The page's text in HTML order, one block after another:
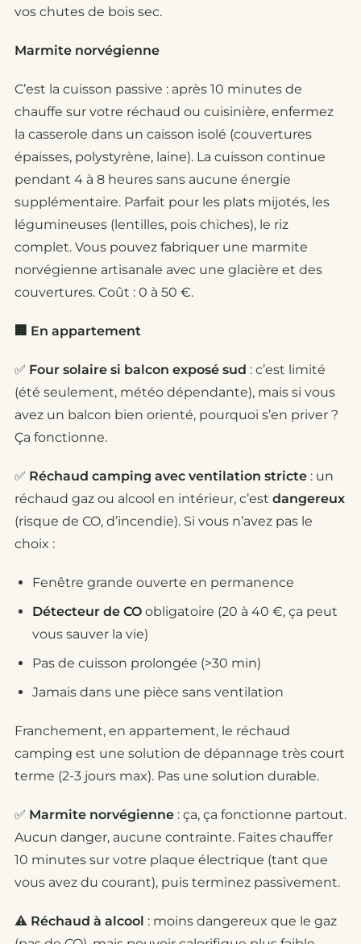
vos chutes de bois sec.
Marmite norvégienne
C’est la cuisson passive : après 10 minutes de
chauffe sur votre réchaud ou cuisinière, enfermez
la casserole dans un caisson isolé (couvertures
épaisses, polystyrène, laine). La cuisson continue
pendant 4 à 8 heures sans aucune énergie
supplémentaire. Parfait pour les plats mijotés, les
légumineuses (lentilles, pois chiches), le riz
complet. Vous pouvez fabriquer une marmite
norvégienne artisanale avec une glacière et des
couvertures. Coût : 0 à 50 €.
🏢 En appartement
✅ Four solaire si balcon exposé sud : c’est limité
(été seulement, météo dépendante), mais si vous
avez un balcon bien orienté, pourquoi s’en priver ?
Ça fonctionne.
✅ Réchaud camping avec ventilation stricte : un
réchaud gaz ou alcool en intérieur, c’est dangereux
(risque de CO, d’incendie). Si vous n’avez pas le
choix :
Fenêtre grande ouverte en permanence
Détecteur de CO obligatoire (20 à 40 €, ça peut
vous sauver la vie)
Pas de cuisson prolongée (>30 min)
Jamais dans une pièce sans ventilation
Franchement, en appartement, le réchaud
camping est une solution de dépannage très court
terme (2-3 jours max). Pas une solution durable.
✅ Marmite norvégienne : ça, ça fonctionne partout.
Aucun danger, aucune contrainte. Faites chauffer
10 minutes sur votre plaque électrique (tant que
vous avez du courant), puis terminez passivement.
⚠️ Réchaud à alcool : moins dangereux que le gaz